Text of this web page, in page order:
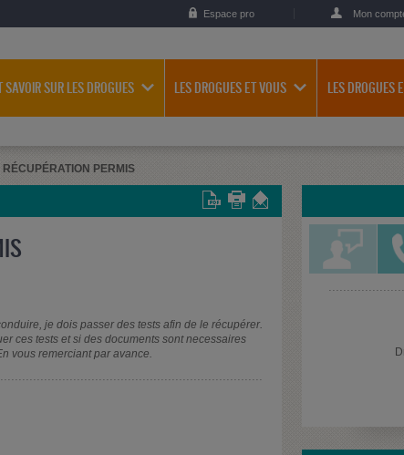
Espace pro Mon
SAVOIR SUR LES DROGUES LES DROGUES ET VOUS LES DROGUES
RÉCUPÉRATION PERMIS
je dois passer des tests afin de le récupérer.
ces tests et si des documents sont necessaires
vous remerciant par avance.